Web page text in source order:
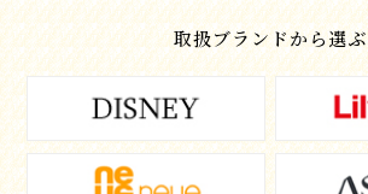
取扱ブランドから選ぶ